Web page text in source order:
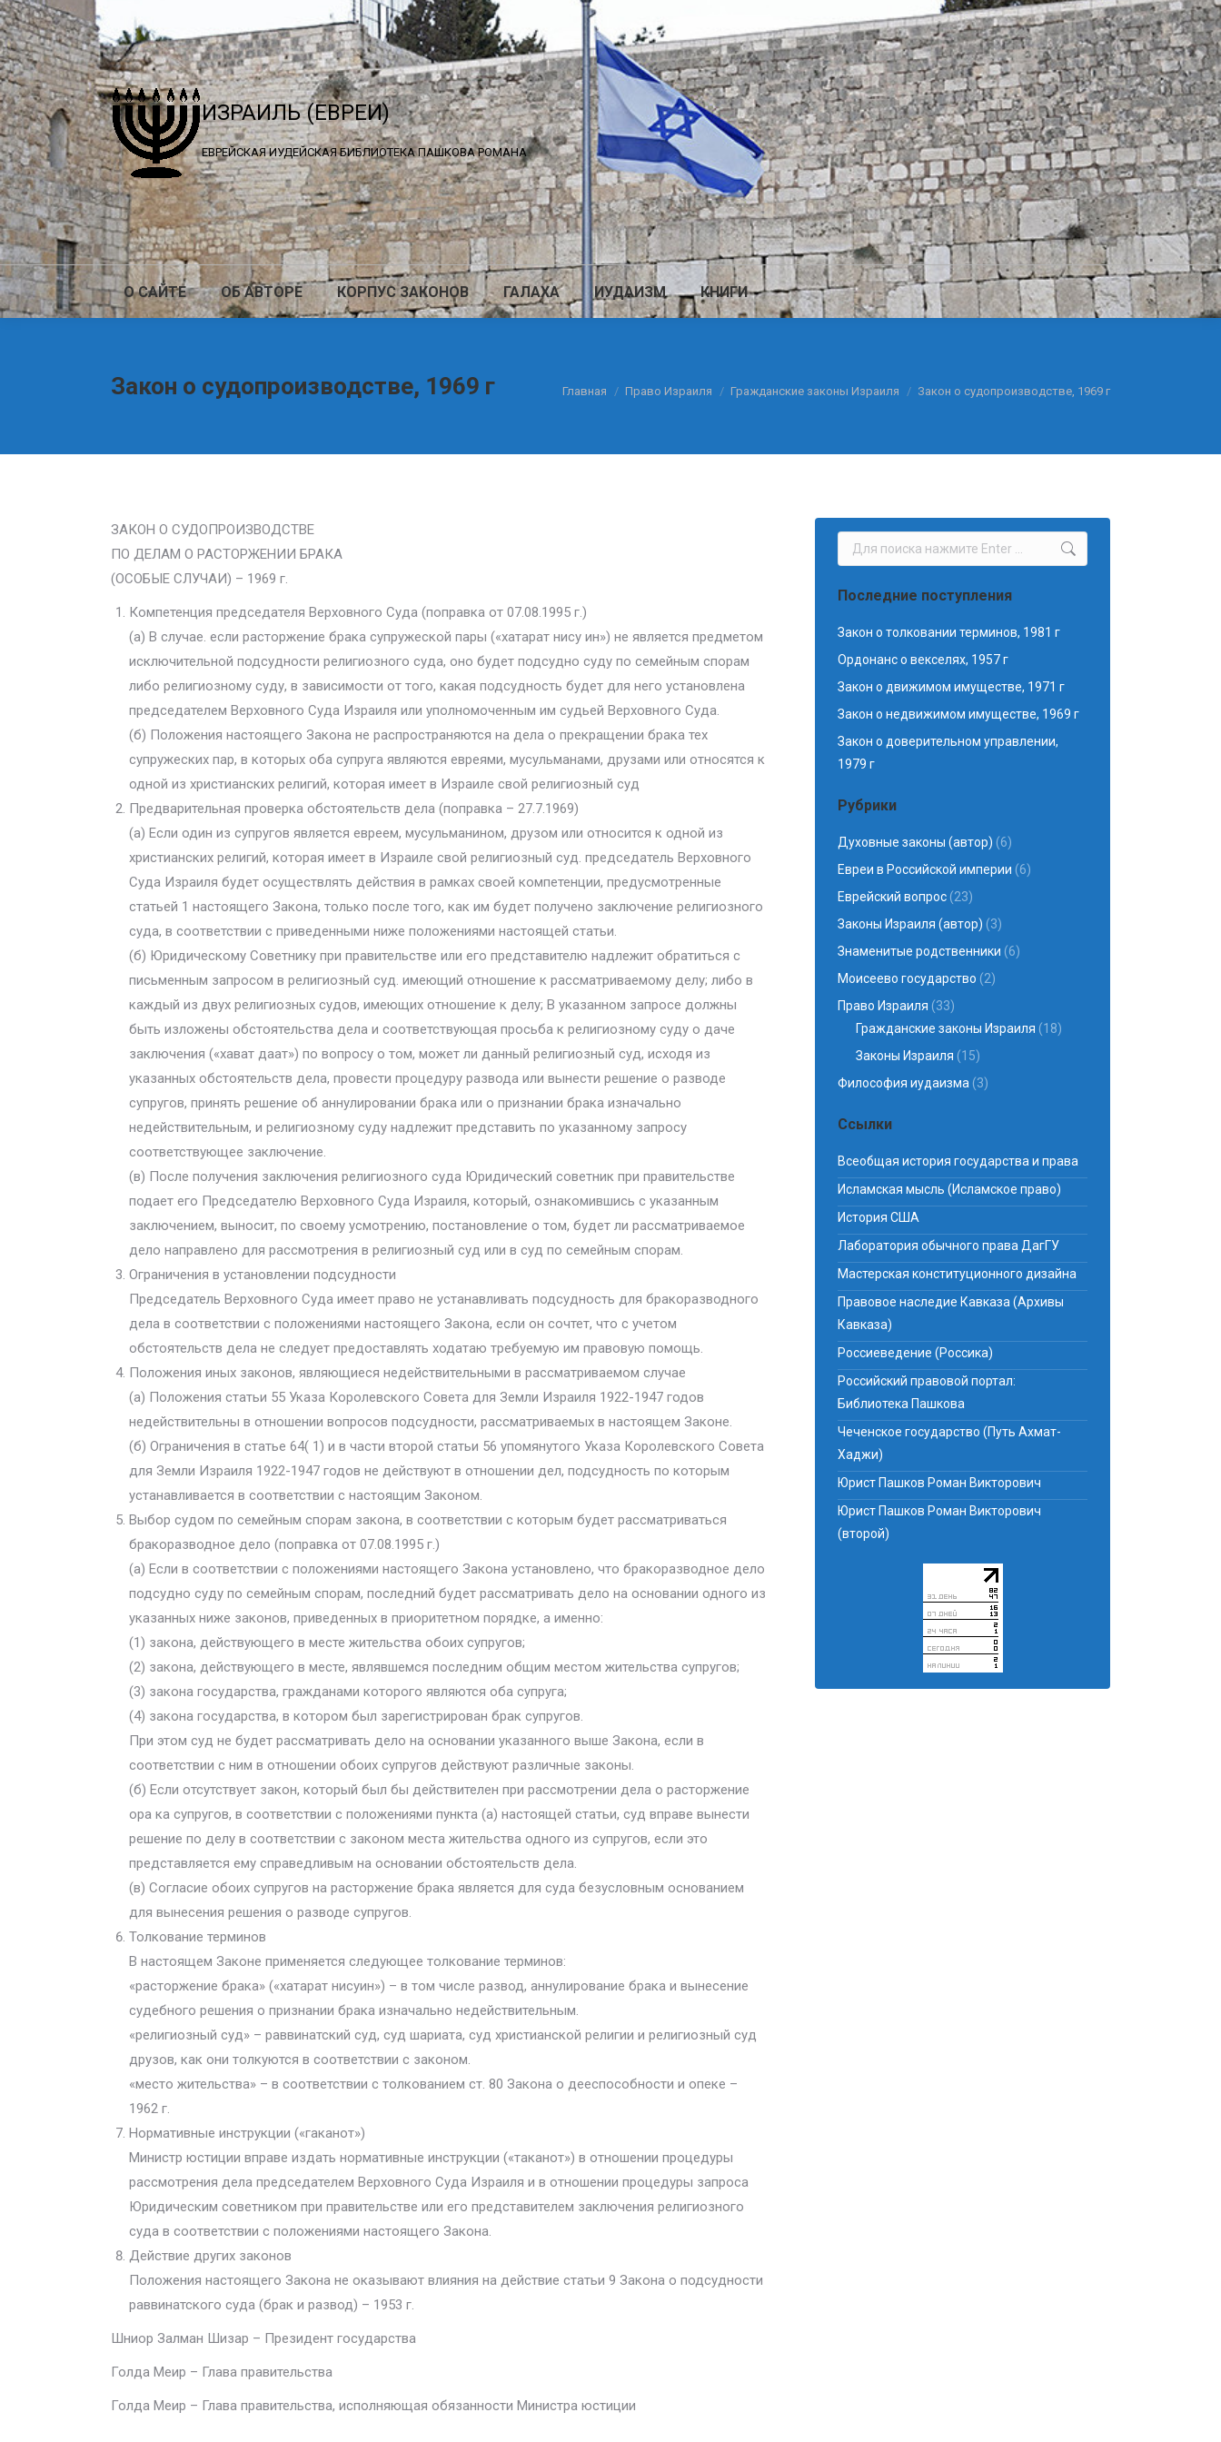
ИЗРАИЛЬ (ЕВРЕИ)
ЕВРЕЙСКАЯ ИУДЕЙСКАЯ БИБЛИОТЕКА ПАШКОВА РОМАНА
О САЙТЕ ОБ АВТОРЕ КОРПУС ЗАКОНОВ ГАЛАХА ИУДАИЗМ КНИГИ
Закон о судопроизводстве, 1969 г Главная Право Израиля Гражданские законы Израиля Закон о судопроизводстве, 1969 г
ЗАКОН О СУДОПРОИЗВОДСТВЕ
ПО ДЕЛАМ О РАСТОРЖЕНИИ БРАКА
(ОСОБЫЕ СЛУЧАИ) – 1969 г.
Компетенция председателя Верховного Суда (поправка от 07.08.1995 г.)
(а) В случае. если расторжение брака супружеской пары («хатарат нису ин») не является предметом
исключительной подсудности религиозного суда, оно будет подсудно суду по семейным спорам
либо религиозному суду, в зависимости от того, какая подсудность будет для него установлена
председателем Верховного Суда Израиля или уполномоченным им судьей Верховного Суда.
(б) Положения настоящего Закона не распространяются на дела о прекращении брака тех
супружеских пар, в которых оба супруга являются евреями, мусульманами, друзами или относятся к
одной из христианских религий, которая имеет в Израиле свой религиозный суд
Предварительная проверка обстоятельств дела (поправка – 27.7.1969)
(а) Если один из супругов является евреем, мусульманином, друзом или относится к одной из
христианских религий, которая имеет в Израиле свой религиозный суд. председатель Верховного
Суда Израиля будет осуществлять действия в рамках своей компетенции, предусмотренные
статьей 1 настоящего Закона, только после того, как им будет получено заключение религиозного
суда, в соответствии с приведенными ниже положениями настоящей статьи.
(б) Юридическому Советнику при правительстве или его представителю надлежит обратиться с
письменным запросом в религиозный суд. имеющий отношение к рассматриваемому делу; либо в
каждый из двух религиозных судов, имеющих отношение к делу; В указанном запросе должны
быть изложены обстоятельства дела и соответствующая просьба к религиозному суду о даче
заключения («хават даат») по вопросу о том, может ли данный религиозный суд, исходя из
указанных обстоятельств дела, провести процедуру развода или вынести решение о разводе
супругов, принять решение об аннулировании брака или о признании брака изначально
недействительным, и религиозному суду надлежит представить по указанному запросу
соответствующее заключение.
(в) После получения заключения религиозного суда Юридический советник при правительстве
подает его Председателю Верховного Суда Израиля, который, ознакомившись с указанным
заключением, выносит, по своему усмотрению, постановление о том, будет ли рассматриваемое
дело направлено для рассмотрения в религиозный суд или в суд по семейным спорам.
Ограничения в установлении подсудности
Председатель Верховного Суда имеет право не устанавливать подсудность для бракоразводного
дела в соответствии с положениями настоящего Закона, если он сочтет, что с учетом
обстоятельств дела не следует предоставлять ходатаю требуемую им правовую помощь.
Положения иных законов, являющиеся недействительными в рассматриваемом случае
(а) Положения статьи 55 Указа Королевского Совета для Земли Израиля 1922-1947 годов
недействительны в отношении вопросов подсудности, рассматриваемых в настоящем Законе.
(б) Ограничения в статье 64( 1) и в части второй статьи 56 упомянутого Указа Королевского Совета
для Земли Израиля 1922-1947 годов не действуют в отношении дел, подсудность по которым
устанавливается в соответствии с настоящим Законом.
Выбор судом по семейным спорам закона, в соответствии с которым будет рассматриваться
бракоразводное дело (поправка от 07.08.1995 г.)
(а) Если в соответствии с положениями настоящего Закона установлено, что бракоразводное дело
подсудно суду по семейным спорам, последний будет рассматривать дело на основании одного из
указанных ниже законов, приведенных в приоритетном порядке, а именно:
(1) закона, действующего в месте жительства обоих супругов;
(2) закона, действующего в месте, являвшемся последним общим местом жительства супругов;
(3) закона государства, гражданами которого являются оба супруга;
(4) закона государства, в котором был зарегистрирован брак супругов.
При этом суд не будет рассматривать дело на основании указанного выше Закона, если в
соответствии с ним в отношении обоих супругов действуют различные законы.
(б) Если отсутствует закон, который был бы действителен при рассмотрении дела о расторжение
ора ка супругов, в соответствии с положениями пункта (а) настоящей статьи, суд вправе вынести
решение по делу в соответствии с законом места жительства одного из супругов, если это
представляется ему справедливым на основании обстоятельств дела.
(в) Согласие обоих супругов на расторжение брака является для суда безусловным основанием
для вынесения решения о разводе супругов.
Толкование терминов
В настоящем Законе применяется следующее толкование терминов:
«расторжение брака» («хатарат нисуин») – в том числе развод, аннулирование брака и вынесение
судебного решения о признании брака изначально недействительным.
«религиозный суд» – раввинатский суд, суд шариата, суд христианской религии и религиозный суд
друзов, как они толкуются в соответствии с законом.
«место жительства» – в соответствии с толкованием ст. 80 Закона о дееспособности и опеке –
1962 г.
Нормативные инструкции («гаканот»)
Министр юстиции вправе издать нормативные инструкции («таканот») в отношении процедуры
рассмотрения дела председателем Верховного Суда Израиля и в отношении процедуры запроса
Юридическим советником при правительстве или его представителем заключения религиозного
суда в соответствии с положениями настоящего Закона.
Действие других законов
Положения настоящего Закона не оказывают влияния на действие статьи 9 Закона о подсудности
раввинатского суда (брак и развод) – 1953 г.
Шниор Залман Шизар – Президент государства
Голда Меир – Глава правительства
Голда Меир – Глава правительства, исполняющая обязанности Министра юстиции
Поиск:
Последние поступления
Закон о толковании терминов, 1981 г
Ордонанс о векселях, 1957 г
Закон о движимом имуществе, 1971 г
Закон о недвижимом имуществе, 1969 г
Закон о доверительном управлении,
1979 г
Рубрики
Духовные законы (автор) (6)
Евреи в Российской империи (6)
Еврейский вопрос (23)
Законы Израиля (автор) (3)
Знаменитые родственники (6)
Моисеево государство (2)
Право Израиля (33)
Гражданские законы Израиля (18)
Законы Израиля (15)
Философия иудаизма (3)
Ссылки
Всеобщая история государства и права
Исламская мысль (Исламское право)
История США
Лаборатория обычного права ДагГУ
Мастерская конституционного дизайна
Правовое наследие Кавказа (Архивы
Кавказа)
Россиеведение (Россика)
Российский правовой портал:
Библиотека Пашкова
Чеченское государство (Путь Ахмат-
Хаджи)
Юрист Пашков Роман Викторович
Юрист Пашков Роман Викторович
(второй)